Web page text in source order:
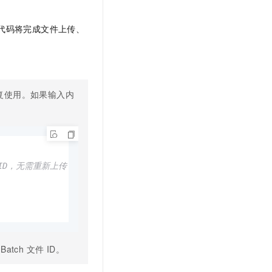
将完成文件上传、
使用。如果输入内
，无需重新上传
文件 ID。